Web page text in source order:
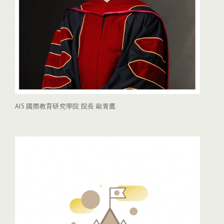
AIS 國際教育研究學院 院長 歐青鷹